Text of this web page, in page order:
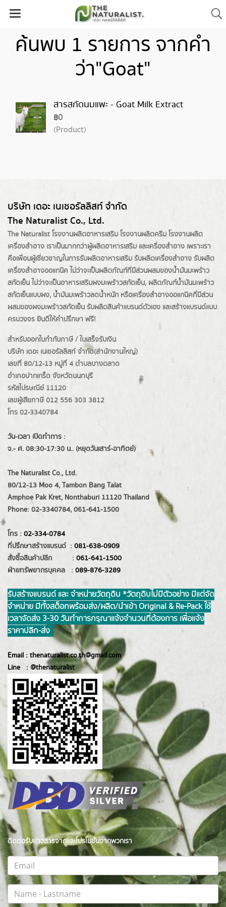
ค้นพบ 1 รายการ จากคำ
ว่า"Goat"
สารสกัดนมแพะ - Goat Milk Extract
฿0
(Product)
บริษัท เดอะ เนเชอรัลลิสท์ จำกัด
The Naturalist Co., Ltd.
The Naturalist โรงงานผลิตอาหารเสริม โรงงานผลิตครีม โรงงานผลิต
เครื่องสำอาง เราเป็นมากกว่าผู้ผลิตอาหารเสริม และเครื่องสำอาง เพราะเรา
คือเพื่อนผู้เชี่ยวชาญในการรับผลิตอาหารเสริม รับผลิตเครื่องสำอาง รับผลิต
เครื่องสำอางออแกนิค ไม่ว่าจะเป็นผลิตภัณฑ์ที่มีส่วนผสมของน้ำมันมะพร้าว
สกัดเย็น ไม่ว่าจะเป็นอาหารเสริมผงมะพร้าวสกัดเย็น, ผลิตภัณฑ์น้ำมันมะพร้าว
สกัดเย็นแบบผง, น้ำมันมะพร้าวลดน้ำหนัก หรือเครื่องสำอางออแกนิคที่มีส่วน
ผสมของผงมะพร้าวสกัดเย็น รับผลิตสินค้าแบรนด์ตัวเอง และสร้างแบรนด์แบบ
ครบวงจร ยินดีให้คำปรึกษา ฟรี!
สำหรับออกใบกำกับภาษี / ใบเสร็จรับเงิน
บริษัท เดอะ เนเชอรัลลิสท์ จำกัด(ส่านักงานใหญ่)
เลขที่ 80/12-13 หมู่ที่ 4 ตำบลบางตลาด
อำเภอปากเกร็ด จังหวัดนนทบุรี
รหัสไปรษณีย์ 11120
เลขผู้เสียภาษี 012 556 303 3812
โทร 02-3340784
วัน-เวลา เปิดทำการ :
จ.- ศ. 08:30-17:30 น.. (หยุดวันเสาร์-อาทิตย์)
The Naturalist Co., Ltd.
80/12-13 Moo 4, Tambon Bang Talat
Amphoe Pak Kret, Nonthaburi 11120 Thailand
Phone: 02-3340784, 061-641-1500
โทร : 02-334-0784
ที่ปรึกษาสร้างแบรนด์ : 081-638-0909
สั่งซื้อสินค้าปลีก : 061-641-1500
ฝ่ายทรัพยากรบุคคล : 089-876-3289
รับสร้างแบรนด์ และ จำหน่ายวัตถุดิบ *วัตถุดิบไม่มีตัวอย่าง มีแต่จัด
จำหน่าย มีทั้งสต็อกพร้อมส่ง/ผลิต/นำเข้า Original & Re-Pack ใช้
เวลาจัดส่ง 3-30 วันทำการ กรุณาแจ้งจำนวนที่ต้องการ เพื่อแจ้ง
ราคาปลีก-ส่ง
Email : thenaturalist.co.th@gmail.com
Line : @thenaturalist
ติดต่อรับข่าวสารจากและโปรโมชั่นจากพวกเรา